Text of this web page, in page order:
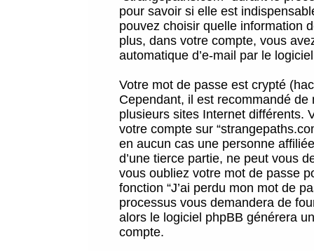
pour savoir si elle est
pouvez choisir quelle information
plus, dans votre compte, vous
automatique d’e-mail par le
Votre mot de passe est crypté
Cependant, il est recommandé
plusieurs sites Internet différents.
votre compte sur
en aucun cas une personne
d’une tierce partie, ne peut vous
vous oubliez votre mot de passe
fonction “J’ai perdu mon mot de
processus vous demandera de
alors le logiciel phpBB générera
compte.